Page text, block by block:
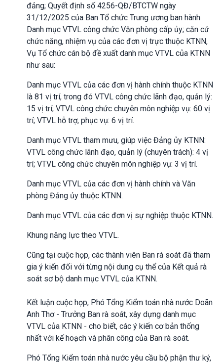
đảng; Quyết định số 4256-QĐ/BTCTW ngày
31/12/2025 của Ban Tổ chức Trung ương ban hành
Danh mục VTVL công chức Văn phòng cấp ủy; căn cứ
chức năng, nhiệm vụ của các đơn vị trực thuộc KTNN,
Vụ Tổ chức cán bộ đề xuất danh mục VTVL của KTNN
như sau:
Danh mục VTVL của các đơn vị hành chính thuộc KTNN
là 81 vị trí, trong đó VTVL công chức lãnh đạo, quản lý:
15 vị trí; VTVL công chức chuyên môn nghiệp vụ: 60 vị
trí; VTVL hỗ trợ, phục vụ: 6 vị trí.
Danh mục VTVL tham mưu, giúp việc Đảng ủy KTNN:
VTVL công chức lãnh đạo, quản lý (chuyên trách): 4 vị
trí; VTVL công chức chuyên môn nghiệp vụ: 3 vị trí.
Danh mục VTVL của các đơn vị hành chính và Văn
phòng Đảng ủy thuộc KTNN.
Danh mục VTVL của các đơn vị sự nghiệp thuộc KTNN.
Khung năng lực theo VTVL.
Cũng tại cuộc họp, các thành viên Ban rà soát đã tham
gia ý kiến đối với từng nội dung cụ thể của Kết quả rà
soát sơ bộ danh mục VTVL của KTNN.
Kết luận cuộc họp, Phó Tổng Kiểm toán nhà nước Doãn
Anh Thơ - Trưởng Ban rà soát, xây dựng danh mục
VTVL của KTNN - cho biết, các ý kiến cơ bản thống
nhất với kế hoạch và phân công của Ban rà soát.
Phó Tổng Kiểm toán nhà nước yêu cầu bộ phận thư ký,